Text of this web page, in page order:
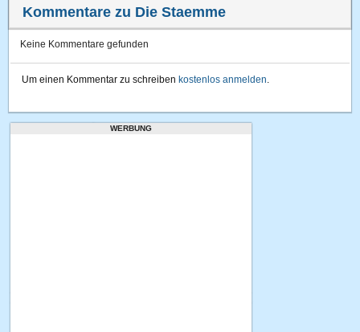
Kommentare zu Die Staemme
Keine Kommentare gefunden
Um einen Kommentar zu schreiben kostenlos anmelden.
WERBUNG